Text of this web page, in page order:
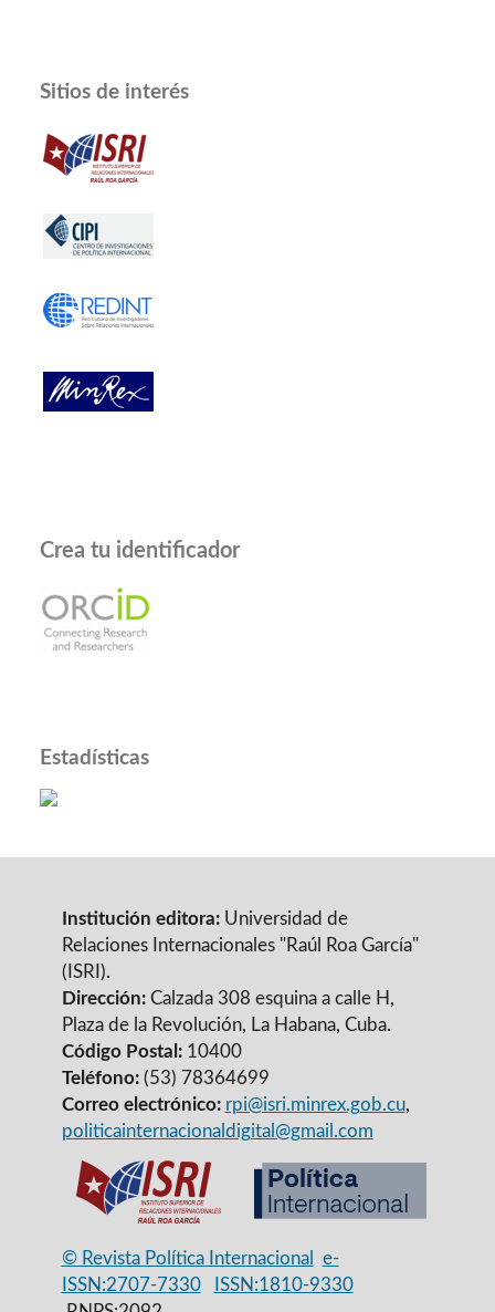
Sitios de interés
Crea tu identificador
Estadísticas
Institución editora:Universidad de
Relaciones Internacionales "Raúl Roa García"
(ISRI).
Dirección:Calzada 308 esquina a calle H,
Plaza de la Revolución, La Habana, Cuba.
Código Postal:10400
Teléfono:(53) 78364699
Correo electrónico: rpi@isri.minrex.gob.cu,
politicainternacionaldigital@gmail.com
© Revista Política Internacional
e-
ISSN:2707-7330
ISSN:1810-9330